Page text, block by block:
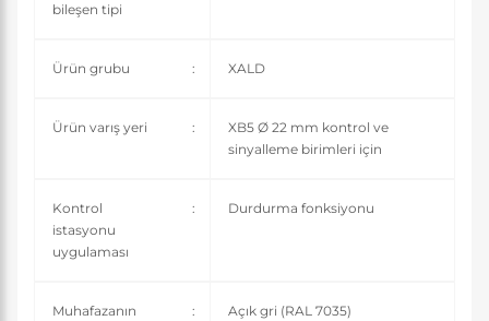
bileşen tipi
Ürün grubu : XALD
Ürün varış yeri :
XB5 Ø 22 mm kontrol ve
sinyalleme birimleri için
Kontrol
istasyonu
uygulaması
: Durdurma fonksiyonu
Muhafazanın
: Açık gri (RAL 7035)